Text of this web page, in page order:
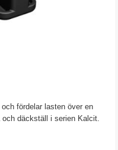
fördelar lasten över en
däckställ i serien Kalcit.